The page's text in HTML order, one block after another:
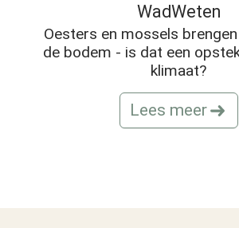
WadWeten
Oesters en mossels
de bodem - is dat een
klimaat?
Lees meer